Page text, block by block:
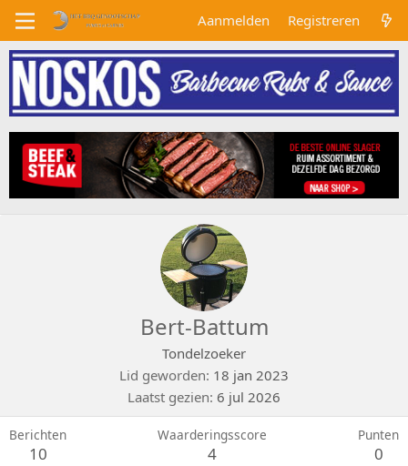
Aanmelden Registreren
Bert-Battum
Tondelzoeker
Lid geworden 18 jan 2023
Laatst gezien 6 jul 2026
Berichten
10
Waarderingsscore
4
Punten
0